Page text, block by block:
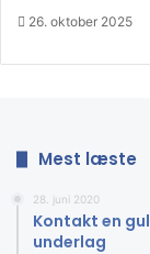
26. oktober 2025
Mest læste
28. juni 2020
Kontakt en
underlag